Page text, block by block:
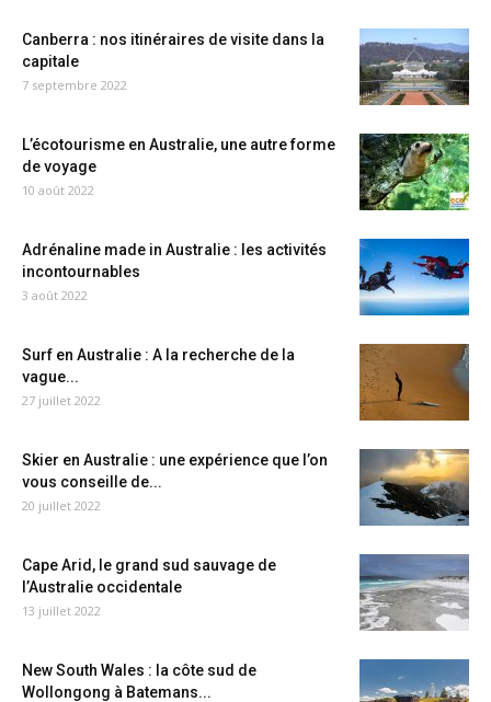
Canberra : nos itinéraires de visite dans la
capitale
7 septembre 2022
L’écotourisme en Australie, une autre forme
de voyage
10 août 2022
Adrénaline made in Australie : les activités
incontournables
3 août 2022
Surf en Australie : A la recherche de la
vague...
27 juillet 2022
Skier en Australie : une expérience que l’on
vous conseille de...
20 juillet 2022
Cape Arid, le grand sud sauvage de
l’Australie occidentale
13 juillet 2022
New South Wales : la côte sud de
Wollongong à Batemans...